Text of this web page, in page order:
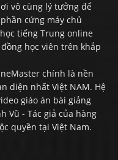
vô cùng lý tưởng để
cứng máy chủ
tiếng Trung online
học viên trên khắp
chính là nền
diện nhất Việt NAM. Hệ
giáo án bài giảng
Vũ - Tác giả của hàng
quyền tại Việt Nam.